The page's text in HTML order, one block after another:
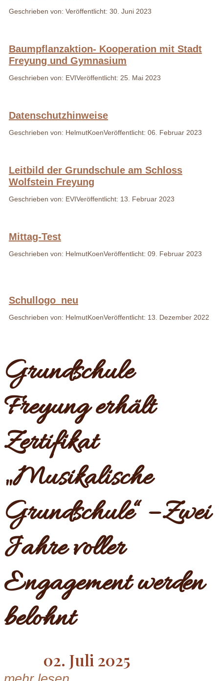
Geschrieben von: Veröffentlicht: 30. Juni 2023
Baumpflanzaktion- Kooperation mit Stadt
Freyung und Gymnasium
Geschrieben von: EVIVeröffentlicht: 25. Mai 2023
Datenschutzhinweise
Geschrieben von: HelmutKoenVeröffentlicht: 06. Februar 2023
Leitbild der Grundschule am Schloss
Wolfstein Freyung
Geschrieben von: EVIVeröffentlicht: 13. Februar 2023
Mittag-Test
Geschrieben von: HelmutKoenVeröffentlicht: 09. Februar 2023
Schullogo_neu
Geschrieben von: HelmutKoenVeröffentlicht: 13. Dezember 2022
Grundschule
Freyung erhält
Zertifikat
„Musikalische
Grundschule“ – Zwei
Jahre voller
Engagement werden
belohnt
02. Juli 2025